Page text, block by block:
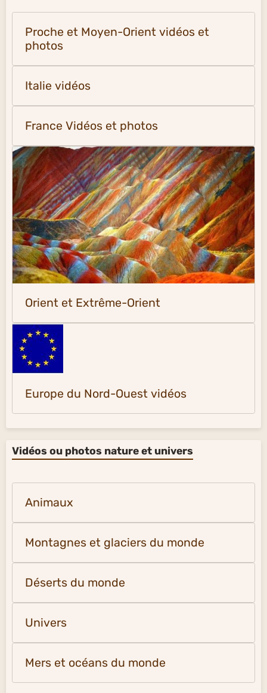
Proche et Moyen-Orient vidéos et
photos
Italie vidéos
France Vidéos et photos
Orient et Extrême-Orient
Europe du Nord-Ouest vidéos
Vidéos ou photos nature et univers
Animaux
Montagnes et glaciers du monde
Déserts du monde
Univers
Mers et océans du monde